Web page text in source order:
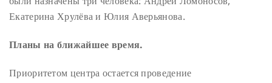
Екатерина Хрулёва и Юлия Аверьянова.
Планы на ближайшее время.
Приоритетом центра остается проведение